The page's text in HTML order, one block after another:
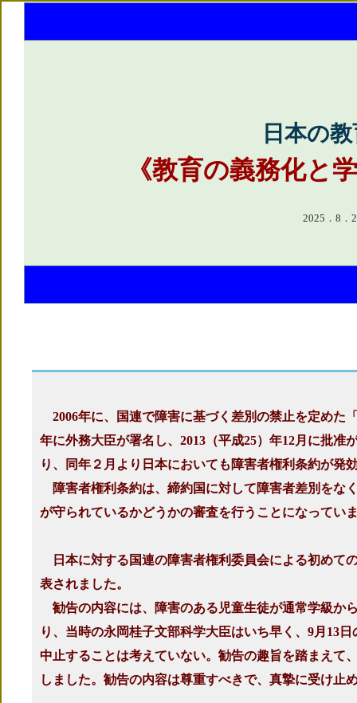
日本の
《教育の義務化と
2025．8．
2006年に、国連で障害に基づく差別の禁止を定めた
年に外務大臣が署名し、2013（平成25）年12月に批
り、同年２月より日本においても障害者権利条約が発
障害者権利条約は、締約国に対して障害者差別をな
が守られているかどうかの審査を行うことになってい
日本に対する国連の障害者権利委員会による初めて
表されました。
勧告の内容には、障害のある児童生徒が通常学級か
り、当時の永岡桂子文部科学大臣はいち早く、9月13
中止することは考えていない。勧告の趣旨を踏まえて
しました。勧告の内容は尊重すべきで、真摯に受け止